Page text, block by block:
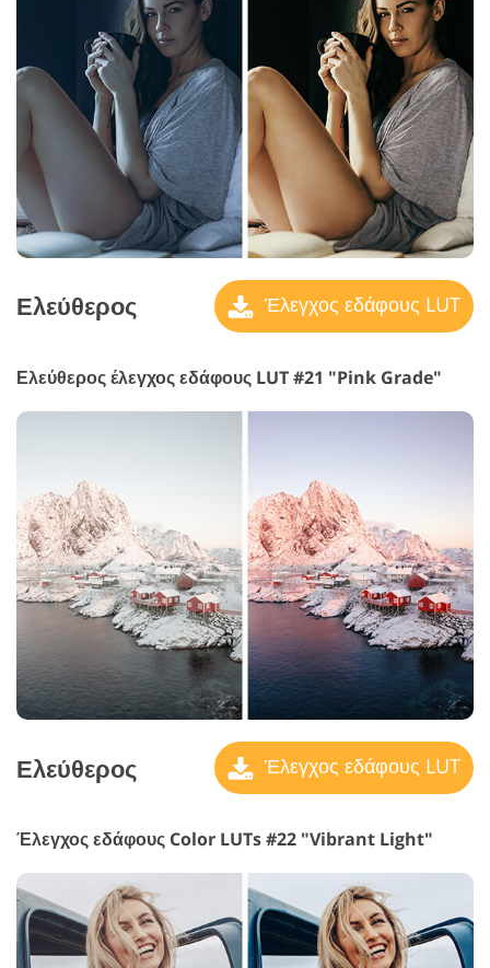
Ελεύθερος Έλεγχος εδάφους LUT
Ελεύθερος έλεγχος εδάφους LUT #21 "Pink Grade"
Ελεύθερος Έλεγχος εδάφους LUT
Έλεγχος εδάφους Color LUTs #22 "Vibrant Light"